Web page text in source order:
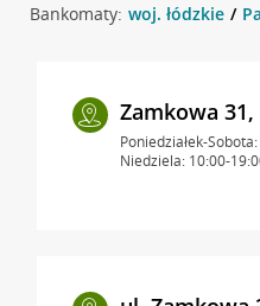
Bankomaty: woj. łódzkie
Zamkowa
Poniedziałek-
Niedziela: 10:00-